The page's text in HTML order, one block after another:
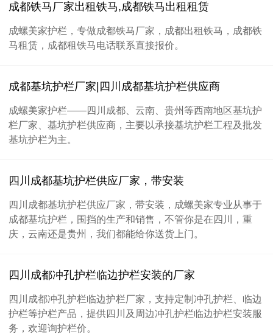
成都铁马厂家出租铁马,成都铁马出租租赁
成螺美家护栏，专做成都铁马厂家，成都出租铁马，成都铁
马租赁，成都租铁马电话联系直接报价。
成都基坑护栏厂家|四川成都基坑护栏供应商
成螺美家护栏——四川成都、云南、贵州等西南地区基坑护
栏厂家、基坑护栏供应商，主要以承接基坑护栏工程及批发
基坑护栏为主。
四川成都基坑护栏供应厂家，带安装
四川成都基坑护栏供应厂家，带安装，成螺美家专业从事于
成都基坑护栏，围挡的生产和销售，不管你是在四川，重
庆，云南还是贵州，我们都能给你送货上门。
四川成都冲孔护栏临边护栏安装的厂家
四川成都冲孔护栏临边护栏厂家，支持定制冲孔护栏、临边
护栏等护栏产品，提供四川及周边冲孔护栏临边护栏安装服
务，欢迎询护栏价。